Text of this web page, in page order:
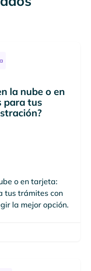
la nube o en
para tus
o en tarjeta:
tus trámites con
la mejor opción.